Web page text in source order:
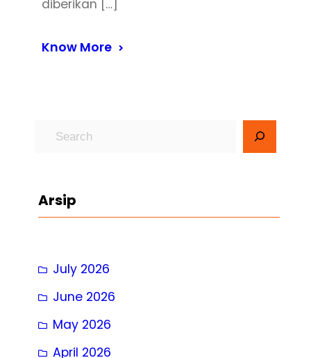
diberikan […]
Know More
c
Arsip
July 2026
June 2026
May 2026
April 2026